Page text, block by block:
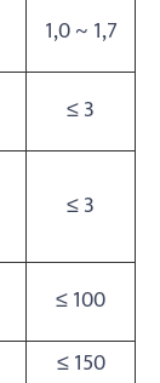
1,0 ~ 1,7
≤ 3
≤ 3
≤ 100
≤ 150